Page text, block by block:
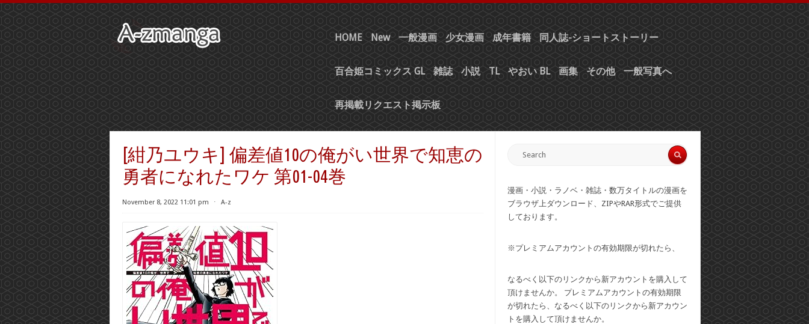
HOME New 一般漫画 少女漫画 成年書籍 同人誌-ショートストーリー
百合姫コミックス GL 雑誌 小説 TL やおい BL 画集 その他 一般写真へ
再掲載リクエスト掲示板
[紺乃ユウキ] 偏差値10の俺がい世界で知恵の
勇者になれたワケ 第01-04巻
November 8, 2022 11:01 pm ⋅ A-z
漫画・小説・ラノベ・雑誌・数万タイトルの漫画を
ブラウザ上ダウンロード、ZIPやRAR形式でご提供
しております。
※プレミアムアカウントの有効期限が切れたら、
なるべく以下のリンクから新アカウントを購入して
頂けませんか。 プレミアムアカウントの有効期限
が切れたら、なるべく以下のリンクから新アカウン
トを購入して頂けませんか。